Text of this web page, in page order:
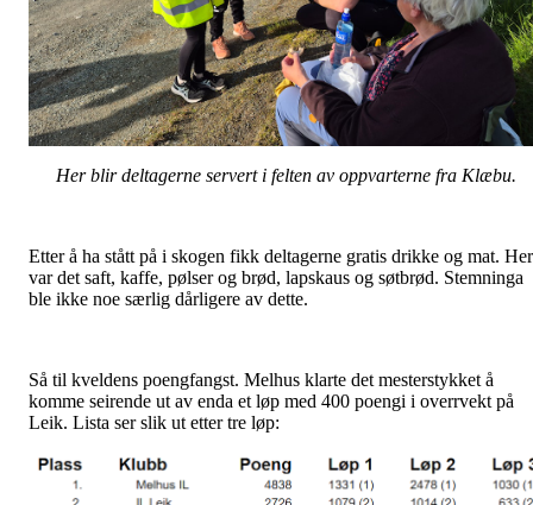
Her blir deltagerne servert i felten av oppvarterne fra Klæbu.
Etter å ha stått på i skogen fikk deltagerne gratis drikke og mat. Her
var det saft, kaffe, pølser og brød, lapskaus og søtbrød. Stemninga
ble ikke noe særlig dårligere av dette.
Så til kveldens poengfangst. Melhus klarte det mesterstykket å
komme seirende ut av enda et løp med 400 poengi i overrvekt på
Leik. Lista ser slik ut etter tre løp: